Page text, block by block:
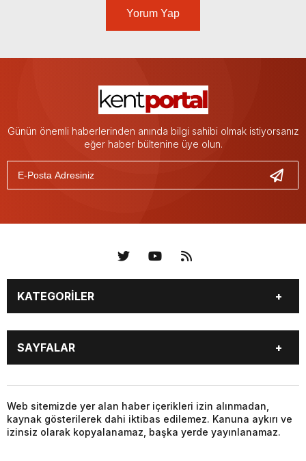
Yorum Yap
Günün önemli haberlerinden anında bilgi sahibi olmak istiyorsanız
eğer haber bültenine üye olun.
KATEGORİLER
KÜNYE BİZE ULAŞIN
SAYFALAR
Web sitemizde yer alan haber içerikleri izin alınmadan,
kaynak gösterilerek dahi iktibas edilemez. Kanuna aykırı ve
izinsiz olarak kopyalanamaz, başka yerde yayınlanamaz.